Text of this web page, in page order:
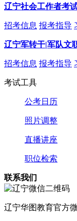
辽宁社会工作者考
招考信息 报考指导
辽宁军转干|军队文
招考信息 报考指导
考试工具
公考日历
照片调整
直播讲座
职位检索
联系我们
辽宁华图教育官方